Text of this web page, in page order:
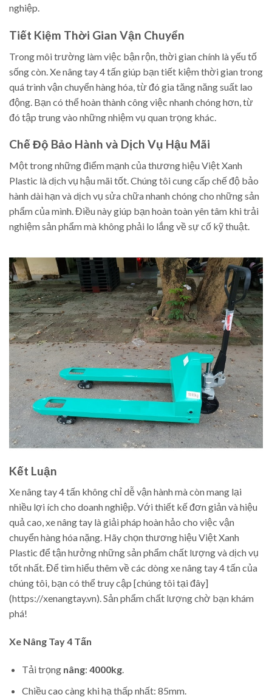
nghiệp.
Tiết Kiệm Thời Gian Vận Chuyển
Trong môi trường làm việc bận rộn, thời gian chính là yếu tố
sống còn. Xe nâng tay 4 tấn giúp bạn tiết kiệm thời gian trong
quá trình vận chuyển hàng hóa, từ đó gia tăng năng suất lao
động. Bạn có thể hoàn thành công việc nhanh chóng hơn, từ
đó tập trung vào những nhiệm vụ quan trọng khác.
Chế Độ Bảo Hành và Dịch Vụ Hậu Mãi
Một trong những điểm mạnh của thương hiệu Việt Xanh
Plastic là dịch vụ hậu mãi tốt. Chúng tôi cung cấp chế độ bảo
hành dài hạn và dịch vụ sửa chữa nhanh chóng cho những sản
phẩm của mình. Điều này giúp bạn hoàn toàn yên tâm khi trải
nghiệm sản phẩm mà không phải lo lắng về sự cố kỹ thuật.
Kết Luận
Xe nâng tay 4 tấn không chỉ dễ vận hành mà còn mang lại
nhiều lợi ích cho doanh nghiệp. Với thiết kế đơn giản và hiệu
quả cao, xe nâng tay là giải pháp hoàn hảo cho việc vận
chuyển hàng hóa nặng. Hãy chọn thương hiệu Việt Xanh
Plastic để tận hưởng những sản phẩm chất lượng và dịch vụ
tốt nhất. Để tìm hiểu thêm về các dòng xe nâng tay 4 tấn của
chúng tôi, bạn có thể truy cập [chúng tôi tại đây]
(https://xenangtay.vn). Sản phẩm chất lượng chờ bạn khám
phá!
Xe Nâng Tay4 Tấn
Tải trọng nâng: 4000kg.
Chiều cao càng khi hạ thấp nhất: 85mm.